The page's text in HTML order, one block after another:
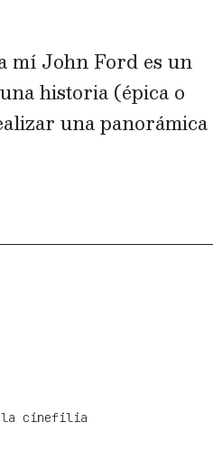
mí John Ford es un
historia (épica o
una panorámica
la cinefilia